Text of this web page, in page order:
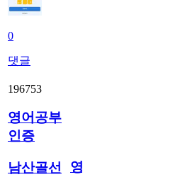
0
댓글
196753
영어공부
인증
남산골선
영